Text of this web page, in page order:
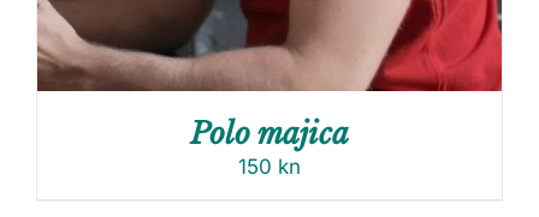
Polo majica
150 kn